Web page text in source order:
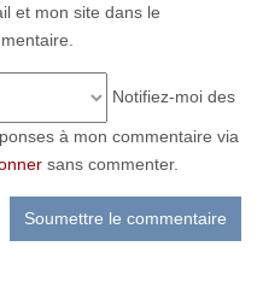
et mon site dans le
Notifiez-moi des
à mon commentaire via
sans commenter.